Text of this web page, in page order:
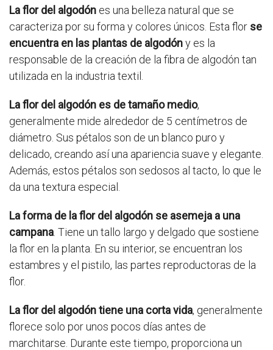
La flor del algodón es una belleza natural que se
caracteriza por su forma y colores únicos. Esta flor se
encuentra en las plantas de algodóny es la
responsable de la creación de la fibra de algodón tan
utilizada en la industria textil.
La flor del algodón es de tamaño medio,
generalmente mide alrededor de 5 centímetros de
diámetro. Sus pétalos son de un blanco puro y
delicado, creando así una apariencia suave y elegante.
Además, estos pétalos son sedosos al tacto, lo que le
da una textura especial.
La forma de la flor del algodón se asemeja a una
campana . Tiene un tallo largo y delgado que sostiene
la flor en la planta. En su interior, se encuentran los
estambres y el pistilo, las partes reproductoras de la
flor.
La flor del algodón tiene una corta vida, generalmente
florece solo por unos pocos días antes de
marchitarse. Durante este tiempo, proporciona un